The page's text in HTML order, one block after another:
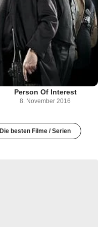
Person Of Interest
8. November 2016
Die besten Filme / Serien